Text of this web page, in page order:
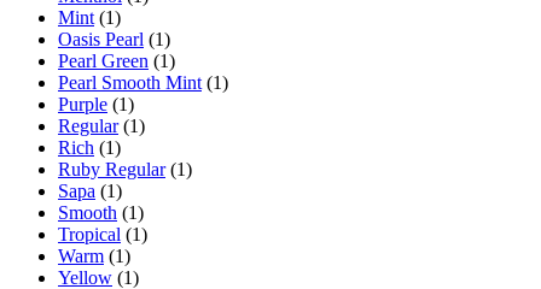
Mint (1)
Oasis Pearl (1)
Pearl Green (1)
Pearl Smooth Mint (1)
Purple (1)
Regular (1)
Rich (1)
Ruby Regular (1)
Sapa (1)
Smooth (1)
Tropical (1)
Warm (1)
Yellow (1)